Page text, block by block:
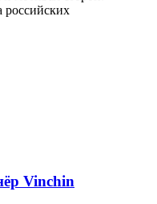
российских
Vinchin